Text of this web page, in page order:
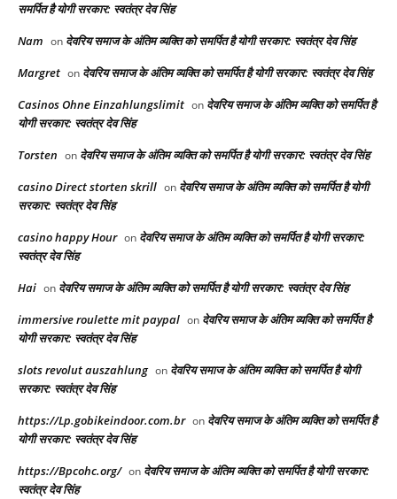
समर्पित है योगी सरकार: स्वतंत्र देव सिंह
Nam on देवरिय समाज के अंतिम व्यक्ति को समर्पित है योगी सरकार: स्वतंत्र देव सिंह
Margret on देवरिय समाज के अंतिम व्यक्ति को समर्पित है योगी सरकार: स्वतंत्र देव सिंह
Casinos Ohne Einzahlungslimit on देवरिय समाज के अंतिम व्यक्ति को समर्पित है
योगी सरकार: स्वतंत्र देव सिंह
Torsten on देवरिय समाज के अंतिम व्यक्ति को समर्पित है योगी सरकार: स्वतंत्र देव सिंह
casino Direct storten skrill on देवरिय समाज के अंतिम व्यक्ति को समर्पित है योगी
सरकार: स्वतंत्र देव सिंह
casino happy Hour on देवरिय समाज के अंतिम व्यक्ति को समर्पित है योगी सरकार:
स्वतंत्र देव सिंह
Hai on देवरिय समाज के अंतिम व्यक्ति को समर्पित है योगी सरकार: स्वतंत्र देव सिंह
immersive roulette mit paypal on देवरिय समाज के अंतिम व्यक्ति को समर्पित है
योगी सरकार: स्वतंत्र देव सिंह
slots revolut auszahlung on देवरिय समाज के अंतिम व्यक्ति को समर्पित है योगी
सरकार: स्वतंत्र देव सिंह
https://Lp.gobikeindoor.com.br on देवरिय समाज के अंतिम व्यक्ति को समर्पित है
योगी सरकार: स्वतंत्र देव सिंह
https://Bpcohc.org/ on देवरिय समाज के अंतिम व्यक्ति को समर्पित है योगी सरकार:
स्वतंत्र देव सिंह